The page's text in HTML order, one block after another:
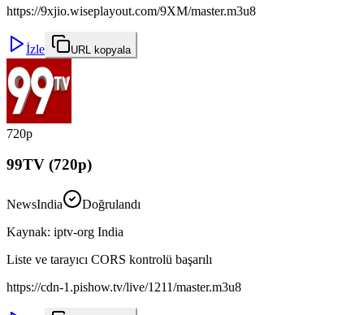
https://9xjio.wiseplayout.com/9XM/master.m3u8
İzle URL kopyala
720p
99TV (720p)
NewsIndia
Doğrulandı
Kaynak: iptv-org India
Liste ve tarayıcı CORS kontrolü başarılı
https://cdn-1.pishow.tv/live/1211/master.m3u8